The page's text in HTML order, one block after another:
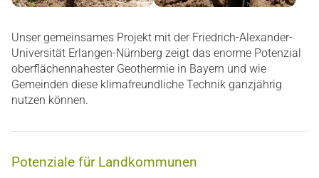
Unser gemeinsames Projekt mit der Friedrich-Alexander-
Universität Erlangen-Nürnberg zeigt das enorme Potenzial
oberflächennahester Geothermie in Bayern und wie
Gemeinden diese klimafreundliche Technik ganzjährig
nutzen können.
Potenziale für Landkommunen